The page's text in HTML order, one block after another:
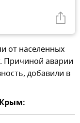
от населенных
Причиной аварии
добавили в